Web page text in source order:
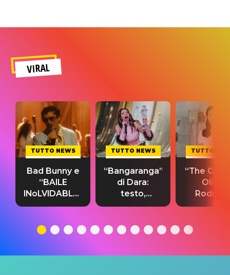
VIRAL
TUTTO NEWS
Bad Bunny e
“BAILE
INoLVIDABLE”:
testo,
significato
TUTTO NEWS
“Bangaranga”
di Dara:
testo,
traduzione e
del singolo
TUTTO
“The
Olivia
testo,